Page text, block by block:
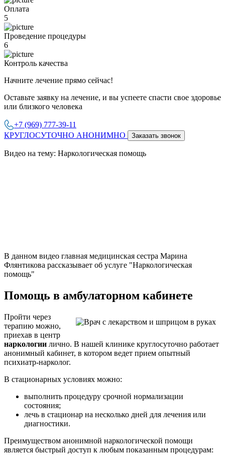
Оплата
5
Проведение процедуры
6
Контроль качества
Начните лечение прямо сейчас!
Оставьте заявку на лечение, и вы успеете спасти свое здоровье
или близкого человека
+7 (969) 777-39-11
КРУГЛОСУТОЧНО АНОНИМНО
Заказать звонок
Видео на тему: Наркологическая помощь
В данном видео главная медицинская сестра Марина
Флянтикова рассказывает об услуге "Наркологическая
помощь"
Помощь в амбулаторном кабинете
Пройти через
терапию можно,
приехав в центр
наркологии лично. В нашей клинике круглосуточно работает
анонимный кабинет, в котором ведет прием опытный
психиатр-нарколог.
В стационарных условиях можно:
выполнить процедуру срочной нормализации
состояния;
лечь в стационар на несколько дней для лечения или
диагностики.
Преимуществом анонимной наркологической помощи
является быстрый доступ к любым показанным процедурам: